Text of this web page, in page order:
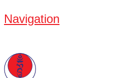
Navigation